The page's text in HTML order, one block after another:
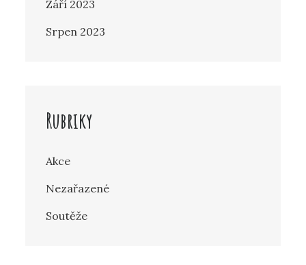
Září 2023
Srpen 2023
Rubriky
Akce
Nezařazené
Soutěže